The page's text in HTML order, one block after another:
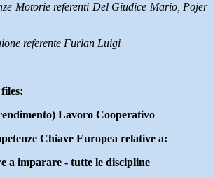
Motorie referenti Del Giudice Mario, Pojer
referente Furlan Luigi
Lavoro Cooperativo
Chiave Europea relative a:
a imparare - tutte le discipline